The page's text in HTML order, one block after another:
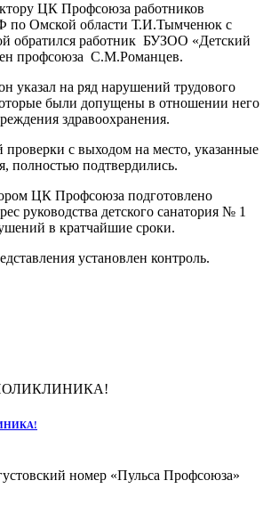
ЦК Профсоюза работников
по Омской области Т.И.Тымченюк с
обратился работник БУЗОО «Детский
профсоюза С.М.Романцев.
указал на ряд нарушений трудового
были допущены в отношении него
здравоохранения.
проверки с выходом на место, указанные
полностью подтвердились.
ЦК Профсоюза подготовлено
руководства детского санатория № 1
в кратчайшие сроки.
установлен контроль.